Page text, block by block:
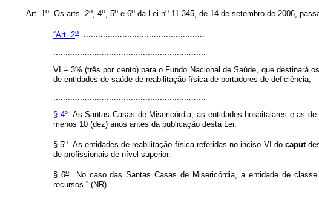
Art. 1o Os arts. 2o, 4o, 5o e 6o da Lei no 11.345, de 14 de setembro de 2006,
“Art. 2o
..................................................
VI – 3% (três por cento) para o Fundo Nacional de Saúde, que destinará
de entidades de saúde de reabilitação física de portadores de deficiência;
§ 4º As Santas Casas de Misericórdia, as entidades hospitalares e as
menos 10 (dez) anos antes da publicação desta Lei.
§ 5oAs entidades de reabilitação física referidas no inciso VI docaput
de profissionais de nível superior.
§ 6oNo caso das Santas Casas de Misericórdia, a entidade de classe
recursos.” (NR)